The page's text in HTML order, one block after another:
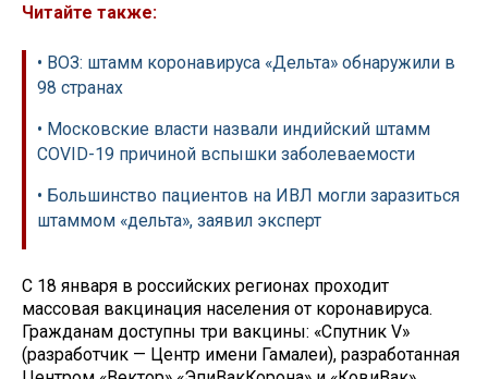
Читайте также:
• ВОЗ: штамм коронавируса «Дельта» обнаружили в
98 странах
• Московские власти назвали индийский штамм
COVID-19 причиной вспышки заболеваемости
• Большинство пациентов на ИВЛ могли заразиться
штаммом «дельта», заявил эксперт
С 18 января в российских регионах проходит
массовая вакцинация населения от коронавируса.
Гражданам доступны три вакцины: «Спутник V»
(разработчик — Центр имени Гамалеи), разработанная